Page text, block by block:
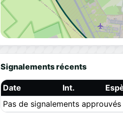
Signalements récents
Date Int.
Pas de signalements